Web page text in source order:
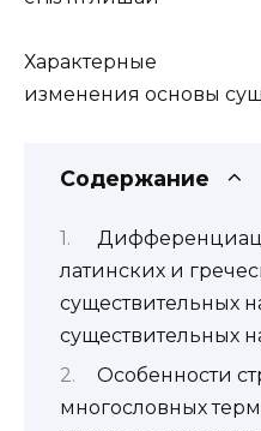
Характерные
изменения основы
Содержание
латинских и
существительных
существительных
Особенности
многословных